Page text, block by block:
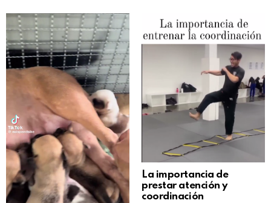
La importancia de
prestar atención y
coordinación